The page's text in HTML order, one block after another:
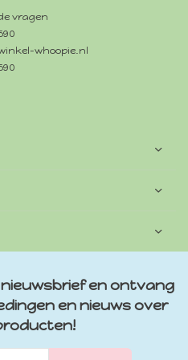
vragen
whoopie.nl
en ontvang
en nieuws over